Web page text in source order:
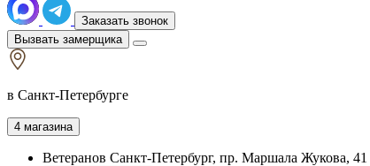
Заказать звонок
Вызвать замерщика
в Санкт-Петербурге
4 магазина
Ветеранов Санкт-Петербург, пр. Маршала Жукова, 41